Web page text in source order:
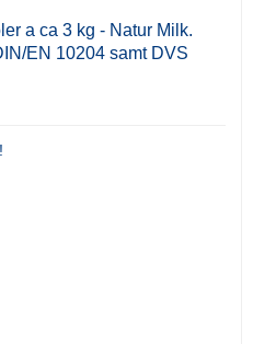
a ca 3 kg - Natur Milk.
EN 10204 samt DVS